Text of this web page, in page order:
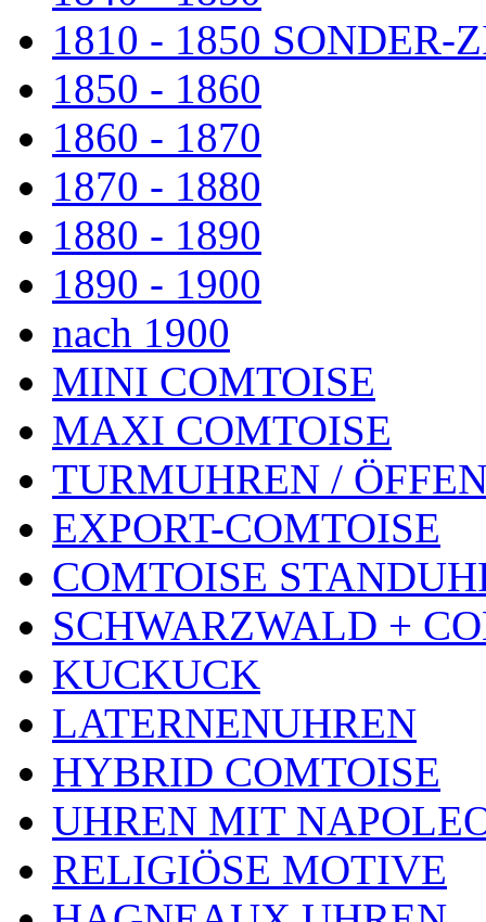
1810 - 1850 SONDER-
1850 - 1860
1860 - 1870
1870 - 1880
1880 - 1890
1890 - 1900
nach 1900
MINI COMTOISE
MAXI COMTOISE
TURMUHREN /
EXPORT-COMTOISE
COMTOISE
SCHWARZWALD +
KUCKUCK
LATERNENUHREN
HYBRID COMTOISE
UHREN MIT
RELIGIÖSE MOTIVE